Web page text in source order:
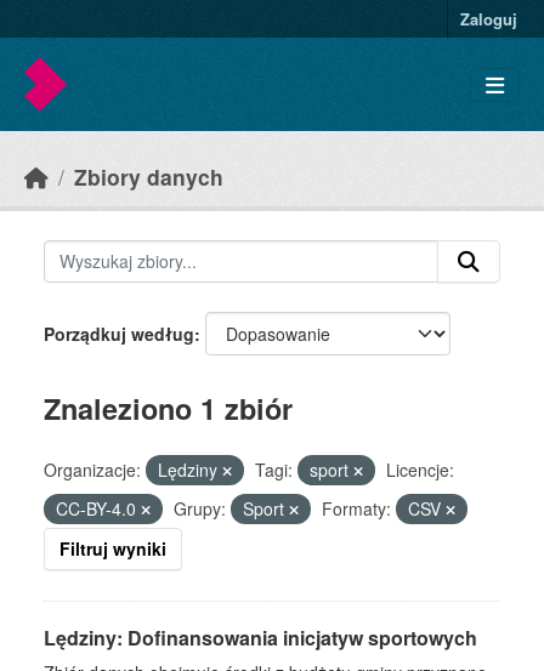
Zaloguj
Zbiory danych
Porządkuj według
Znaleziono 1 zbiór
Organizacje: Lędziny Tagi: sport
Licencje:
CC-BY-4.0
Grupy: Sport Formaty:
CSV
Filtruj wyniki
Lędziny: Dofinansowania inicjatyw sportowych